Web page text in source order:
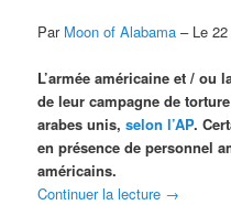
Par Moon of Alabama – Le
L’armée américaine et / ou
de leur campagne de
arabes unis,selon l’AP.
en présence de personnel
américains.
Continuer la lecture →